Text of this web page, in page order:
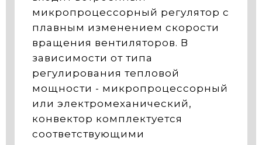
микропроцессорный регулятор с
плавным изменением скорости
вращения вентиляторов. В
зависимости от типа
регулирования тепловой
мощности - микропроцессорный
или электромеханический,
конвектор комплектуется
соответствующими